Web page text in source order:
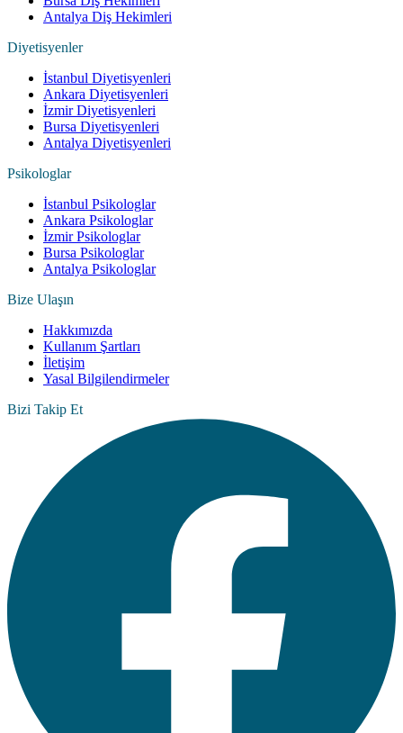
Antalya Diş Hekimleri
Diyetisyenler
İstanbul Diyetisyenleri
Ankara Diyetisyenleri
İzmir Diyetisyenleri
Bursa Diyetisyenleri
Antalya Diyetisyenleri
Psikologlar
İstanbul Psikologlar
Ankara Psikologlar
İzmir Psikologlar
Bursa Psikologlar
Antalya Psikologlar
Bize Ulaşın
Hakkımızda
Kullanım Şartları
İletişim
Yasal Bilgilendirmeler
Bizi Takip Et